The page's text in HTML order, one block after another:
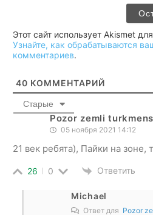
Этот сайт использует Akismet
Узнайте, как обрабатываются
комментариев.
40 КОММЕНТАРИЙ
Старые
Pozor zemli
05 ноября 2021 14:12
21 век ребята), Пайки на зоне,
26 0 Ответить
Michael
Ответ для Pozor